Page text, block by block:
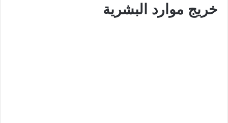
خريج موارد البشرية